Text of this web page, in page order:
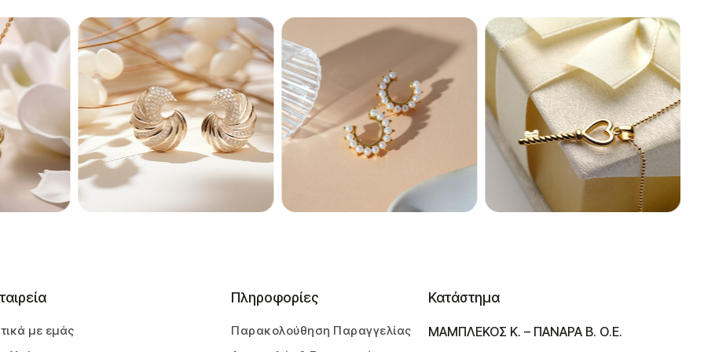
με εμάς
Πληροφορίες
Παρακολούθηση Παραγγελίας
Κατάστημα
ΜΑΜΠΛΕΚΟΣ Κ. – ΠΑΝΑΡΑ Β. Ο.Ε.